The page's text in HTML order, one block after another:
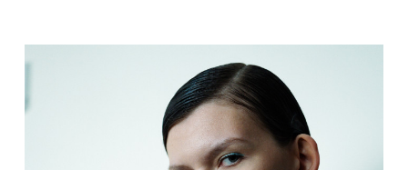
NELAIMĖS
PRIVATUMO POLITIKA